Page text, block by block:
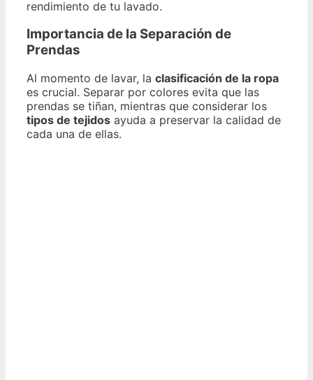
rendimiento de tu lavado.
Importancia de la Separación de
Prendas
Al momento de lavar, la clasificación de la ropa
es crucial. Separar por colores evita que las
prendas se tiñan, mientras que considerar los
tipos de tejidos ayuda a preservar la calidad de
cada una de ellas.